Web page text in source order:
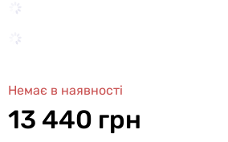
Немає в наявності
13 440 грн